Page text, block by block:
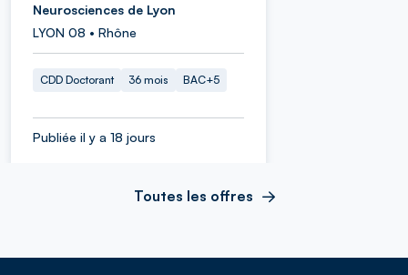
Neurosciences de Lyon
LYON 08 • Rhône
CDD Doctorant 36 mois BAC+5
Publiée il y a 18 jours
Toutes les offres